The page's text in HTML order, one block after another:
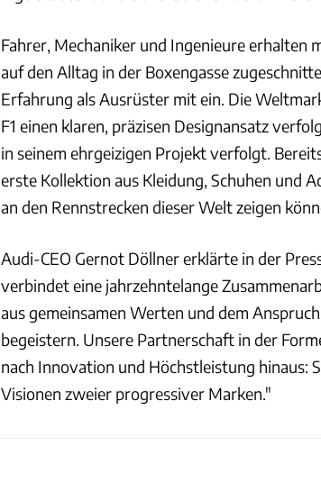
Fahrer, Mechaniker und Ingenieure erhalten
auf den Alltag in der Boxengasse
Erfahrung als Ausrüster mit ein. Die
F1 einen klaren, präzisen Designansatz
in seinem ehrgeizigen Projekt verfolgt.
erste Kollektion aus Kleidung, Schuhen und
an den Rennstrecken dieser Welt zeigen
Audi-CEO Gernot Döllner erklärte in der
verbindet eine jahrzehntelange
aus gemeinsamen Werten und dem
begeistern. Unsere Partnerschaft in der
nach Innovation und Höchstleistung hinaus:
Visionen zweier progressiver Marken."